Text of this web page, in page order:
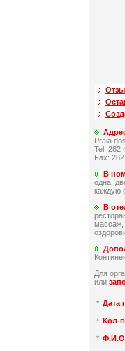
Praia
Tel: 282
Fax:
В
одна,
каждую
В
массаж,
Для
или
* Дата
* Кол-
* Ф.И.О